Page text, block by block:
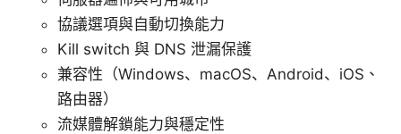
協議選項與自動切換能力
Kill switch 與 DNS 泄漏保護
兼容性（Windows、macOS、Android、iOS、
路由器）
流媒體解鎖能力與穩定性